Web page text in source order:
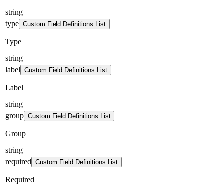
string
type Custom Field Definitions List
Type
string
label Custom Field Definitions List
Label
string
group Custom Field Definitions List
Group
string
required Custom Field Definitions List
Required